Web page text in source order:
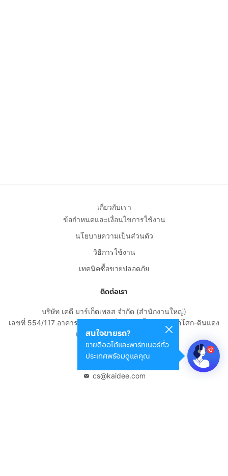
สนใจขายรถ?
ขายดีออโต้และพาร์ทเนอร์ทั่ว
ประเทศพร้อมดูแลคุณ
เกี่ยวกับเรา
ข้อกำหนดและเงื่อนไขการใช้งาน
นโยบายความเป็นส่วนตัว
วิธีการใช้งาน
เทคนิคซื้อขายปลอดภัย
ติดต่อเรา
บริษัท เคดี มาร์เก็ตเพลส จำกัด (สำนักงานใหญ่)
เลขที่ 554/117 อาคารสกายไนน์ เซ็นเตอร์ ชั้น 22 ถนนอโศก-ดินแดง
แขวงดินแดง เขตดินแดง
กรุงเทพมหานคร 10400
cs@kaidee.com